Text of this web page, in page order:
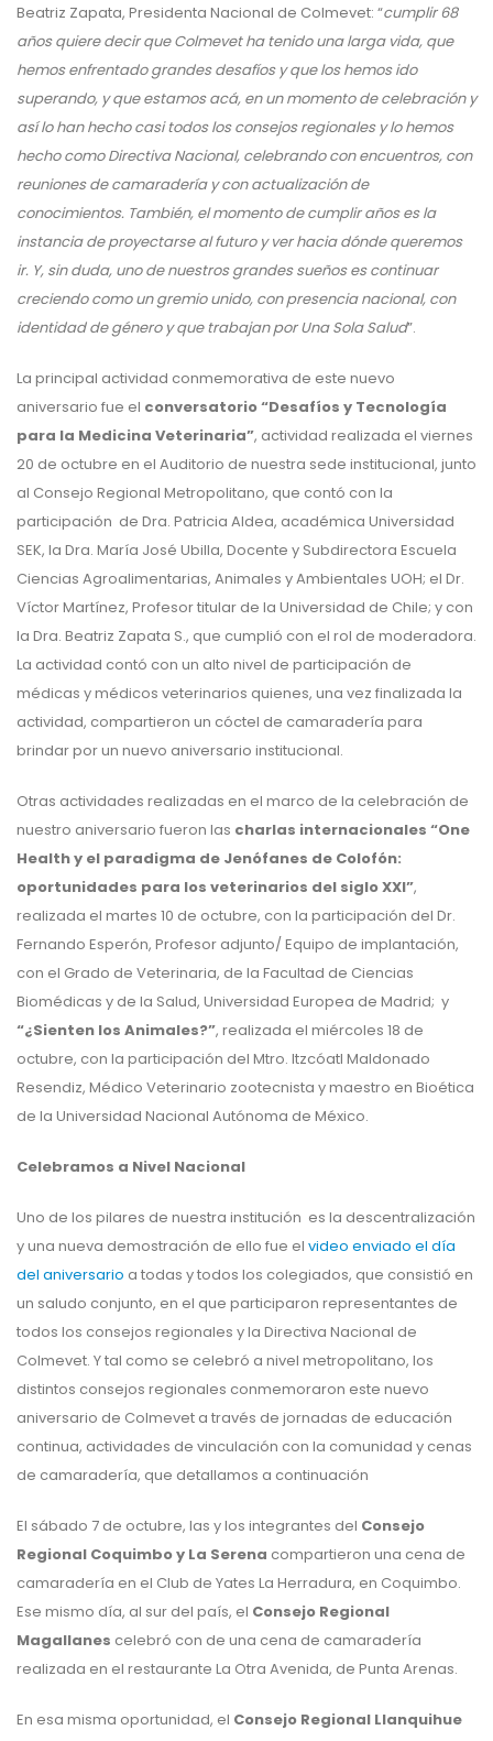
Beatriz Zapata, Presidenta Nacional de Colmevet: “cumplir 68
años quiere decir que Colmevet ha tenido una larga vida, que
hemos enfrentado grandes desafíos y que los hemos ido
superando, y que estamos acá, en un momento de celebración y
así lo han hecho casi todos los consejos regionales y lo hemos
hecho como Directiva Nacional, celebrando con encuentros, con
reuniones de camaradería y con actualización de
conocimientos. También, el momento de cumplir años es la
instancia de proyectarse al futuro y ver hacia dónde queremos
ir. Y, sin duda, uno de nuestros grandes sueños es continuar
creciendo como un gremio unido, con presencia nacional, con
identidad de género y que trabajan por Una Sola Salud”.
La principal actividad conmemorativa de este nuevo
aniversario fue el conversatorio “Desafíos y Tecnología
para la Medicina Veterinaria”, actividad realizada el viernes
20 de octubre en el Auditorio de nuestra sede institucional, junto
al Consejo Regional Metropolitano, que contó con la
participación de Dra. Patricia Aldea, académica Universidad
SEK, la Dra. María José Ubilla, Docente y Subdirectora Escuela
Ciencias Agroalimentarias, Animales y Ambientales UOH; el Dr.
Víctor Martínez, Profesor titular de la Universidad de Chile; y con
la Dra. Beatriz Zapata S., que cumplió con el rol de moderadora.
La actividad contó con un alto nivel de participación de
médicas y médicos veterinarios quienes, una vez finalizada la
actividad, compartieron un cóctel de camaradería para
brindar por un nuevo aniversario institucional.
Otras actividades realizadas en el marco de la celebración de
nuestro aniversario fueron las charlas internacionales “One
Health y el paradigma de Jenófanes de Colofón:
oportunidades para los veterinarios del siglo XXI”,
realizada el martes 10 de octubre, con la participación del Dr.
Fernando Esperón, Profesor adjunto/ Equipo de implantación,
con el Grado de Veterinaria, de la Facultad de Ciencias
Biomédicas y de la Salud, Universidad Europea de Madrid; y
“¿Sienten los Animales?”, realizada el miércoles 18 de
octubre, con la participación del Mtro. Itzcóatl Maldonado
Resendiz, Médico Veterinario zootecnista y maestro en Bioética
de la Universidad Nacional Autónoma de México.
Celebramos a Nivel Nacional
Uno de los pilares de nuestra institución es la descentralización
y una nueva demostración de ello fue el video enviado el día
del aniversario a todas y todos los colegiados, que consistió en
un saludo conjunto, en el que participaron representantes de
todos los consejos regionales y la Directiva Nacional de
Colmevet. Y tal como se celebró a nivel metropolitano, los
distintos consejos regionales conmemoraron este nuevo
aniversario de Colmevet a través de jornadas de educación
continua, actividades de vinculación con la comunidad y cenas
de camaradería, que detallamos a continuación
El sábado 7 de octubre, las y los integrantes del Consejo
Regional Coquimbo y La Serena compartieron una cena de
camaradería en el Club de Yates La Herradura, en Coquimbo.
Ese mismo día, al sur del país, el Consejo Regional
Magallanes celebró con de una cena de camaradería
realizada en el restaurante La Otra Avenida, de Punta Arenas.
En esa misma oportunidad, el Consejo Regional Llanquihue